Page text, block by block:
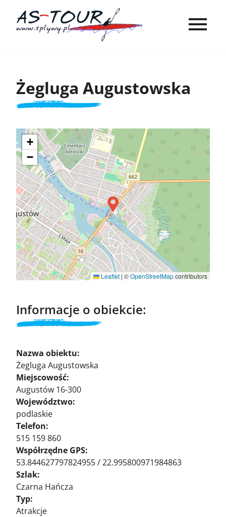
Żegluga Augustowska
+
−
Leaflet | ©OpenStreetMapcontributors
Informacje o obiekcie:
Nazwa obiektu:
Żegluga Augustowska
Miejscowość:
Augustów 16-300
Województwo:
podlaskie
Telefon:
515 159 860
Współrzędne GPS:
53.844627797824955 / 22.995800971984863
Szlak:
Czarna Hańcza
Typ:
Atrakcje